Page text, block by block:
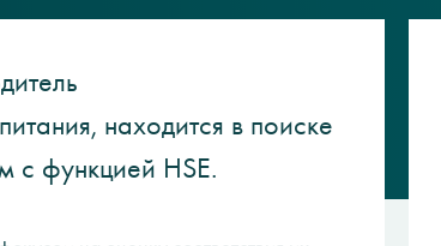
находится в поиске
с функцией HSE.